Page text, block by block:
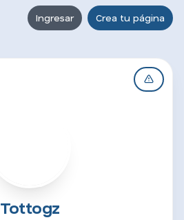
Ingresar Crea tu página
Tottogz